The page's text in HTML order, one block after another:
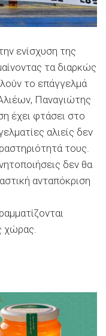
ενίσχυση της
τα διαρκώς
το επάγγελμά
Παναγιώτης
έχει φτάσει στο
αλιείς δεν
τους.
δεν θα
ανταπόκριση
χώρας.